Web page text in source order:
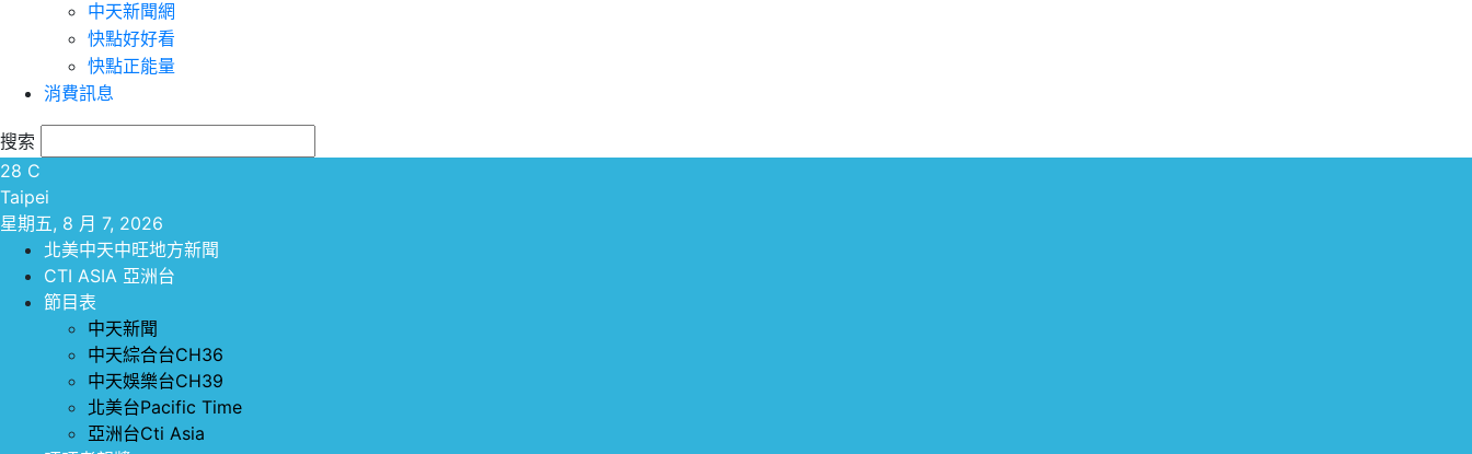
中天新聞網
快點好好看
快點正能量
消費訊息
搜索
28 C
Taipei
星期五, 8 月 7, 2026
北美中天中旺地方新聞
CTI ASIA 亞洲台
節目表
中天新聞
中天綜合台CH36
中天娛樂台CH39
北美台Pacific Time
亞洲台Cti Asia